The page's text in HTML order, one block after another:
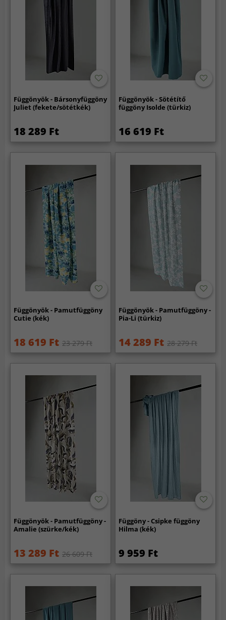
Függönyök - Bársonyfüggöny
Juliet (fekete/sötétkék)
18 289 Ft
Függönyök - Sötétítő
függöny Isolde (türkiz)
16 619 Ft
Függönyök - Pamutfüggöny
Cutie (kék)
18 619 Ft 23 279 Ft
Függönyök - Pamutfüggöny -
Pia-Li (türkiz)
14 289 Ft 28 279 Ft
Függönyök - Pamutfüggöny -
Amalie (szürke/kék)
13 289 Ft 26 609 Ft
Függöny - Csipke függöny
Hilma (kék)
9 959 Ft